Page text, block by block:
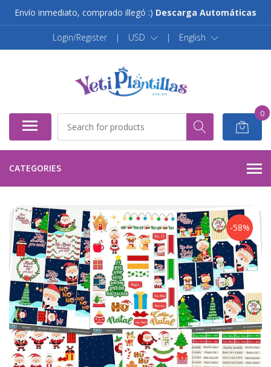
Envío inmediato, comprado illegó :) Descarga Automáticas
Login/Register | USD | English
0
CATEGORIES
-58%